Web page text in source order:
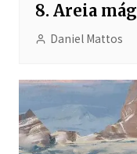
8. Areia
Daniel Mattos